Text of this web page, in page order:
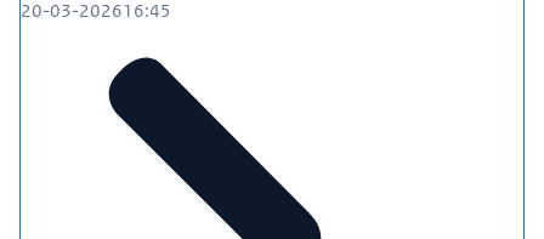
20-03-202616:45